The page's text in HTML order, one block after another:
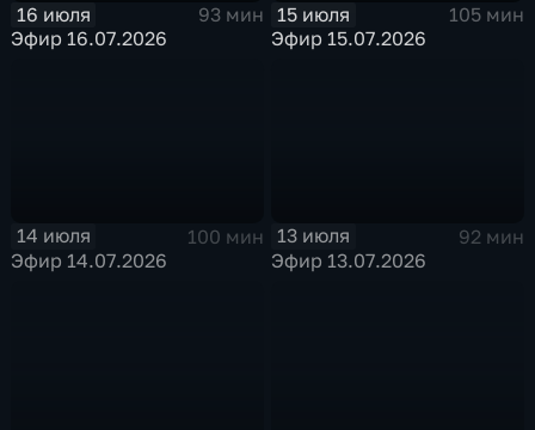
16 июля
93 мин
Эфир 16.07.2026
15 июля
105 мин
Эфир 15.07.2026
14 июля
100 мин
Эфир 14.07.2026
13 июля
92 мин
Эфир 13.07.2026